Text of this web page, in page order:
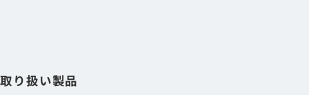
取り扱い製品